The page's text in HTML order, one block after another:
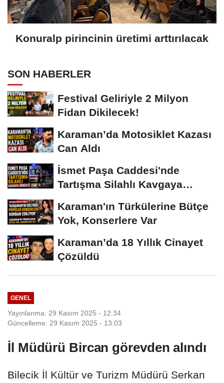
Konuralp pirincinin üretimi arttırılacak
SON HABERLER
Festival Geliriyle 2 Milyon
Fidan Dikilecek!
Karaman’da Motosiklet Kazası
Can Aldı
İsmet Paşa Caddesi'nde
Tartışma Silahlı Kavgaya
Karaman'ın Türkülerine Bütçe
Yok, Konserlere Var
Karaman’da 18 Yıllık Cinayet
Çözüldü
GENEL
Yayınlanma: 29 Kasım 2025 - 12:34
Güncelleme: 29 Kasım 2025 - 13:03
İl Müdürü Bircan görevden alındı
Bilecik İl Kültür ve Turizm Müdürü Serkan